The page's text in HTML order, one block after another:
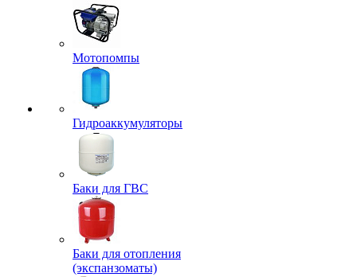
Мотопомпы
Гидроаккумуляторы
Баки для ГВС
Баки для отопления
(экспанзоматы)